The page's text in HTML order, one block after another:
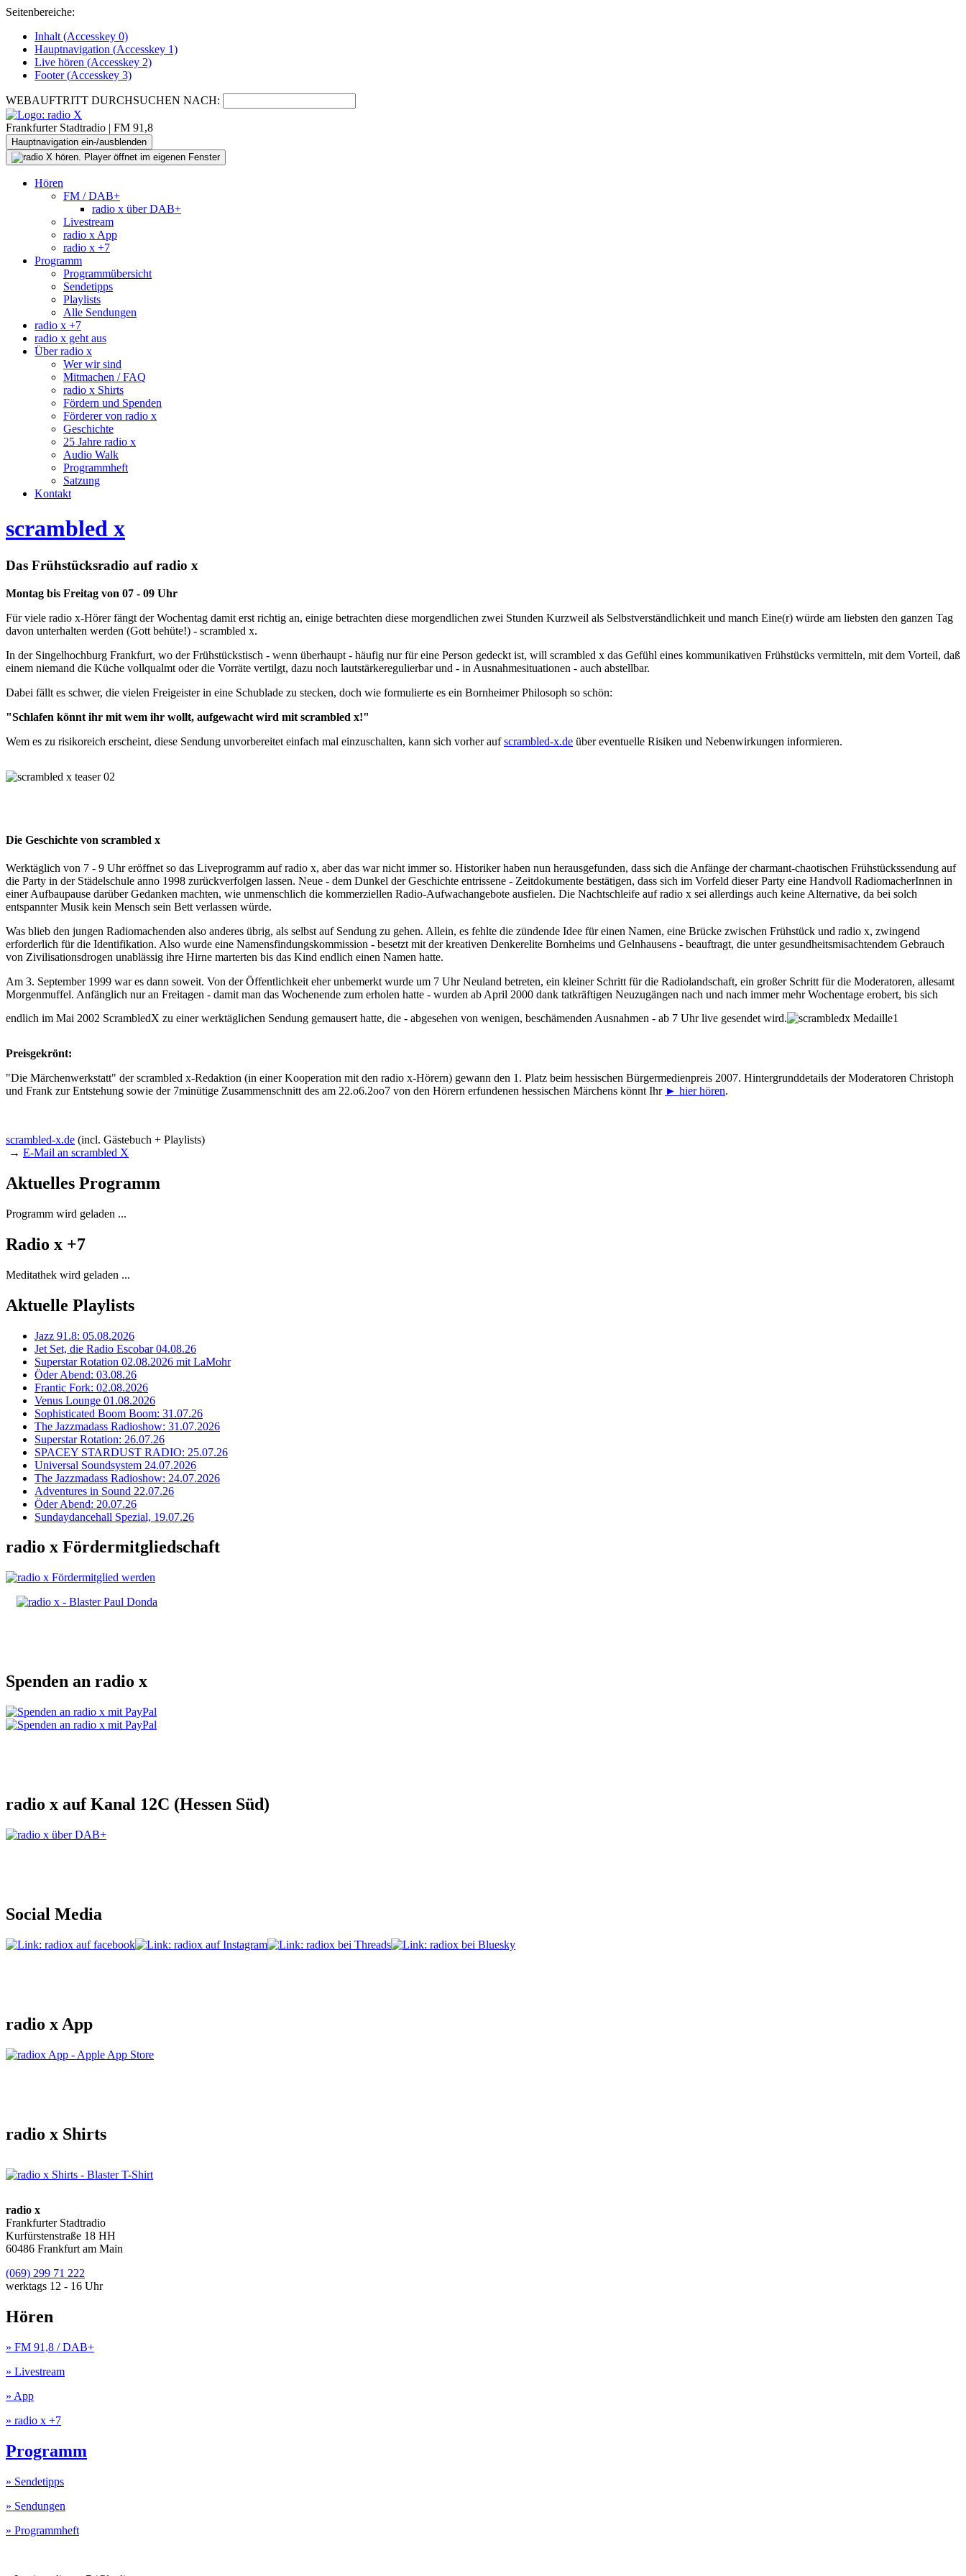
Seitenbereiche:
Inhalt (Accesskey 0)
Hauptnavigation (Accesskey 1)
Live hören (Accesskey 2)
Footer(Accesskey 3)
WEBAUFTRITT DURCHSUCHEN NACH:
Frankfurter Stadtradio | FM 91,8
Hauptnavigation ein-/ausblenden
Hören
FM / DAB+
radio x über DAB+
Livestream
radio x App
radio x +7
Programm
Programmübersicht
Sendetipps
Playlists
Alle Sendungen
radio x +7
radio x geht aus
Über radio x
Wer wir sind
Mitmachen / FAQ
radio x Shirts
Fördern und Spenden
Förderer von radio x
Geschichte
25 Jahre radio x
Audio Walk
Programmheft
Satzung
Kontakt
scrambled x
Das Frühstücksradio auf radio x
Montag bis Freitag von 07 - 09 Uhr
Für viele radio x-Hörer fängt der Wochentag damit erst richtig an, einige betrachten diese morgendlichen zwei Stunden Kurzweil als Selbstverständlichkeit und manch Eine(r) würde am liebsten den ganzen Tag
davon unterhalten werden (Gott behüte!) - scrambled x.
In der Singelhochburg Frankfurt, wo der Frühstückstisch - wenn überhaupt - häufig nur für eine Person gedeckt ist, will scrambled x das Gefühl eines kommunikativen Frühstücks vermitteln, mit dem Vorteil, daß
einem niemand die Küche vollqualmt oder die Vorräte vertilgt, dazu noch lautstärkeregulierbar und - in Ausnahmesituationen - auch abstellbar.
Dabei fällt es schwer, die vielen Freigeister in eine Schublade zu stecken, doch wie formulierte es ein Bornheimer Philosoph so schön:
"Schlafen könnt ihr mit wem ihr wollt, aufgewacht wird mit scrambled x!"
Wem es zu risikoreich erscheint, diese Sendung unvorbereitet einfach mal einzuschalten, kann sich vorher aufscrambled-x.de über eventuelle Risiken und Nebenwirkungen informieren.
Die Geschichte von scrambled x
Werktäglich von 7 - 9 Uhr eröffnet so das Liveprogramm auf radio x, aber das war nicht immer so. Historiker haben nun herausgefunden, dass sich die Anfänge der charmant-chaotischen Frühstückssendung auf
die Party in der Städelschule anno 1998 zurückverfolgen lassen. Neue - dem Dunkel der Geschichte entrissene - Zeitdokumente bestätigen, dass sich im Vorfeld dieser Party eine Handvoll RadiomacherInnen in
einer Aufbaupause darüber Gedanken machten, wie unmenschlich die kommerziellen Radio-Aufwachangebote ausfielen. Die Nachtschleife auf radio x sei allerdings auch keine Alternative, da bei solch
entspannter Musik kein Mensch sein Bett verlassen würde.
Was blieb den jungen Radiomachenden also anderes übrig, als selbst auf Sendung zu gehen. Allein, es fehlte die zündende Idee für einen Namen, eine Brücke zwischen Frühstück und radio x, zwingend
erforderlich für die Identifikation. Also wurde eine Namensfindungskommission - besetzt mit der kreativen Denkerelite Bornheims und Gelnhausens - beauftragt, die unter gesundheitsmisachtendem Gebrauch
von Zivilisationsdrogen unablässig ihre Hirne marterten bis das Kind endlich einen Namen hatte.
Am 3. September 1999 war es dann soweit. Von der Öffentlichkeit eher unbemerkt wurde um 7 Uhr Neuland betreten, ein kleiner Schritt für die Radiolandschaft, ein großer Schritt für die Moderatoren, allesamt
Morgenmuffel. Anfänglich nur an Freitagen - damit man das Wochenende zum erholen hatte - wurden ab April 2000 dank tatkräftigen Neuzugängen nach und nach immer mehr Wochentage erobert, bis sich
endlich im Mai 2002 ScrambledX zu einer werktäglichen Sendung gemausert hatte, die - abgesehen von wenigen, beschämenden Ausnahmen - ab 7 Uhr live gesendet wird.
Preisgekrönt:
"Die Märchenwerkstatt" der scrambled x-Redaktion (in einer Kooperation mit den radio x-Hörern) gewann den 1. Platz beim hessischen Bürgermedienpreis 2007. Hintergrunddetails der Moderatoren Christoph
und Frank zur Entstehung sowie der 7minütige Zusammenschnitt des am 22.o6.2oo7 von den Hörern erfundenen hessischen Märchens könnt Ihr ► hier hören.
scrambled-x.de (incl. Gästebuch + Playlists)
→ E-Mail an scrambled X
Aktuelles Programm
Programm wird geladen ...
Radio x +7
Meditathek wird geladen ...
Aktuelle Playlists
Jazz 91.8: 05.08.2026
Jet Set, die Radio Escobar 04.08.26
Superstar Rotation 02.08.2026 mit LaMohr
Öder Abend: 03.08.26
Frantic Fork: 02.08.2026
Venus Lounge 01.08.2026
Sophisticated Boom Boom: 31.07.26
The Jazzmadass Radioshow: 31.07.2026
Superstar Rotation: 26.07.26
SPACEY STARDUST RADIO: 25.07.26
Universal Soundsystem 24.07.2026
The Jazzmadass Radioshow: 24.07.2026
Adventures in Sound 22.07.26
Öder Abend: 20.07.26
Sundaydancehall Spezial, 19.07.26
radio x Fördermitgliedschaft
Spenden an radio x
radio x auf Kanal 12C (Hessen Süd)
Social Media
radio x App
radio x Shirts
radio x
Frankfurter Stadtradio
Kurfürstenstraße 18 HH
60486 Frankfurt am Main
(069) 299 71 222
werktags 12 - 16 Uhr
Hören
» FM 91,8 / DAB+
» Livestream
» App
» radio x +7
Programm
» Sendetipps
» Sendungen
» Programmheft